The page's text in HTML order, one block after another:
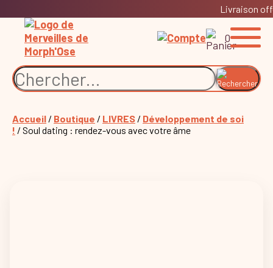
Livraison
0
Accueil / Boutique / LIVRES / Développement de soi
! / Soul dating : rendez-vous avec votre âme